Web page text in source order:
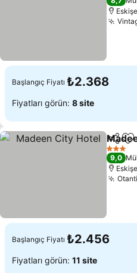
Başlangıç Fiyatı ₺2.368
Fiyatları görün: 8 site
Paylaş
3 Yıldız
9,0
Başlangıç Fiyatı ₺2.456
Fiyatları görün: 11 site